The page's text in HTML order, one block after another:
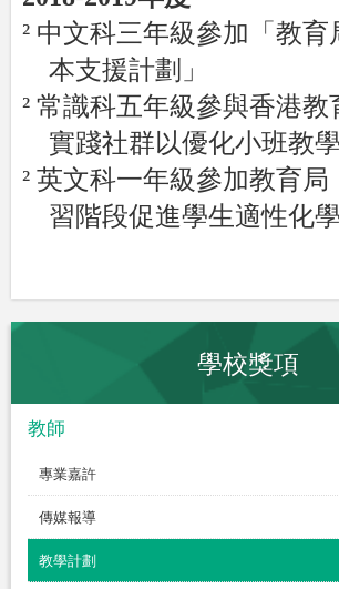
² 中文科三年級參加「教育
本支援計劃」
² 常識科五年級參與香港教
實踐社群以優化小班教
² 英文科一年級參加教育局
習階段促進學生適性化學
學校獎項
教師
專業嘉許
傳媒報導
教學計劃